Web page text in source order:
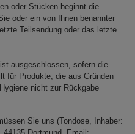
oder Stücken beginnt die
oder ein von Ihnen benannter
Teilsendung oder das letzte
ist ausgeschlossen, sofern die
für Produkte, die aus Gründen
nicht zur Rückgabe
Sie uns (Tondose, Inhaber: